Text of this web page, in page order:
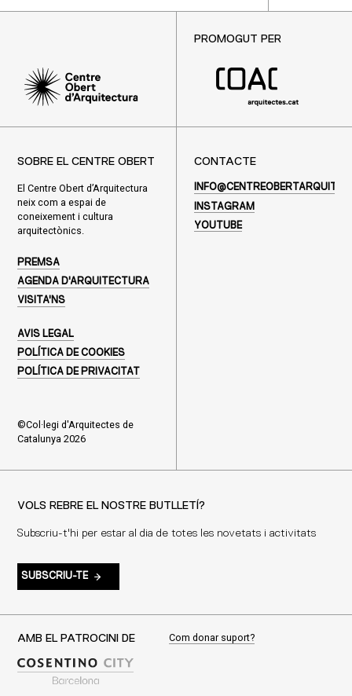
PROMOGUT PER
SOBRE EL CENTRE OBERT
El Centre Obert d’Arquitectura
neix com a espai de
coneixement i cultura
arquitectònics.
PREMSA
AGENDA D'ARQUITECTURA
VISITA'NS
AVIS LEGAL
POLÍTICA DE COOKIES
POLÍTICA DE PRIVACITAT
©Col·legi d'Arquitectes de
Catalunya 2026
CONTACTE
INSTAGRAM
YOUTUBE
VOLS REBRE EL NOSTRE BUTLLETÍ?
Subscriu-t'hi per estar al dia de totes les novetats i activitats
SUBSCRIU-TE
AMB EL PATROCINI DE Com donar suport?